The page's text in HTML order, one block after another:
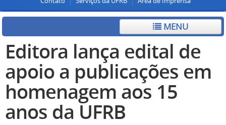
MENU
Editora lança edital de
apoio a publicações em
homenagem aos 15
anos da UFRB